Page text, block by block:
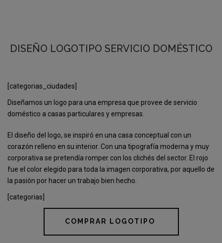
DISEÑO LOGOTIPO SERVICIO DOMÉSTICO
[categorias_ciudades]
Diseñamos un logo para una empresa que provee de servicio
doméstico a casas particulares y empresas.
El diseño del logo, se inspiró en una casa conceptual con un
corazón relleno en su interior. Con una tipografía moderna y muy
corporativa se pretendía romper con los clichés del sector. El rojo
fue el color elegido para toda la imagen corporativa, por aquello de
la pasión por hacer un trabajo bien hecho.
[categorias]
COMPRAR LOGOTIPO